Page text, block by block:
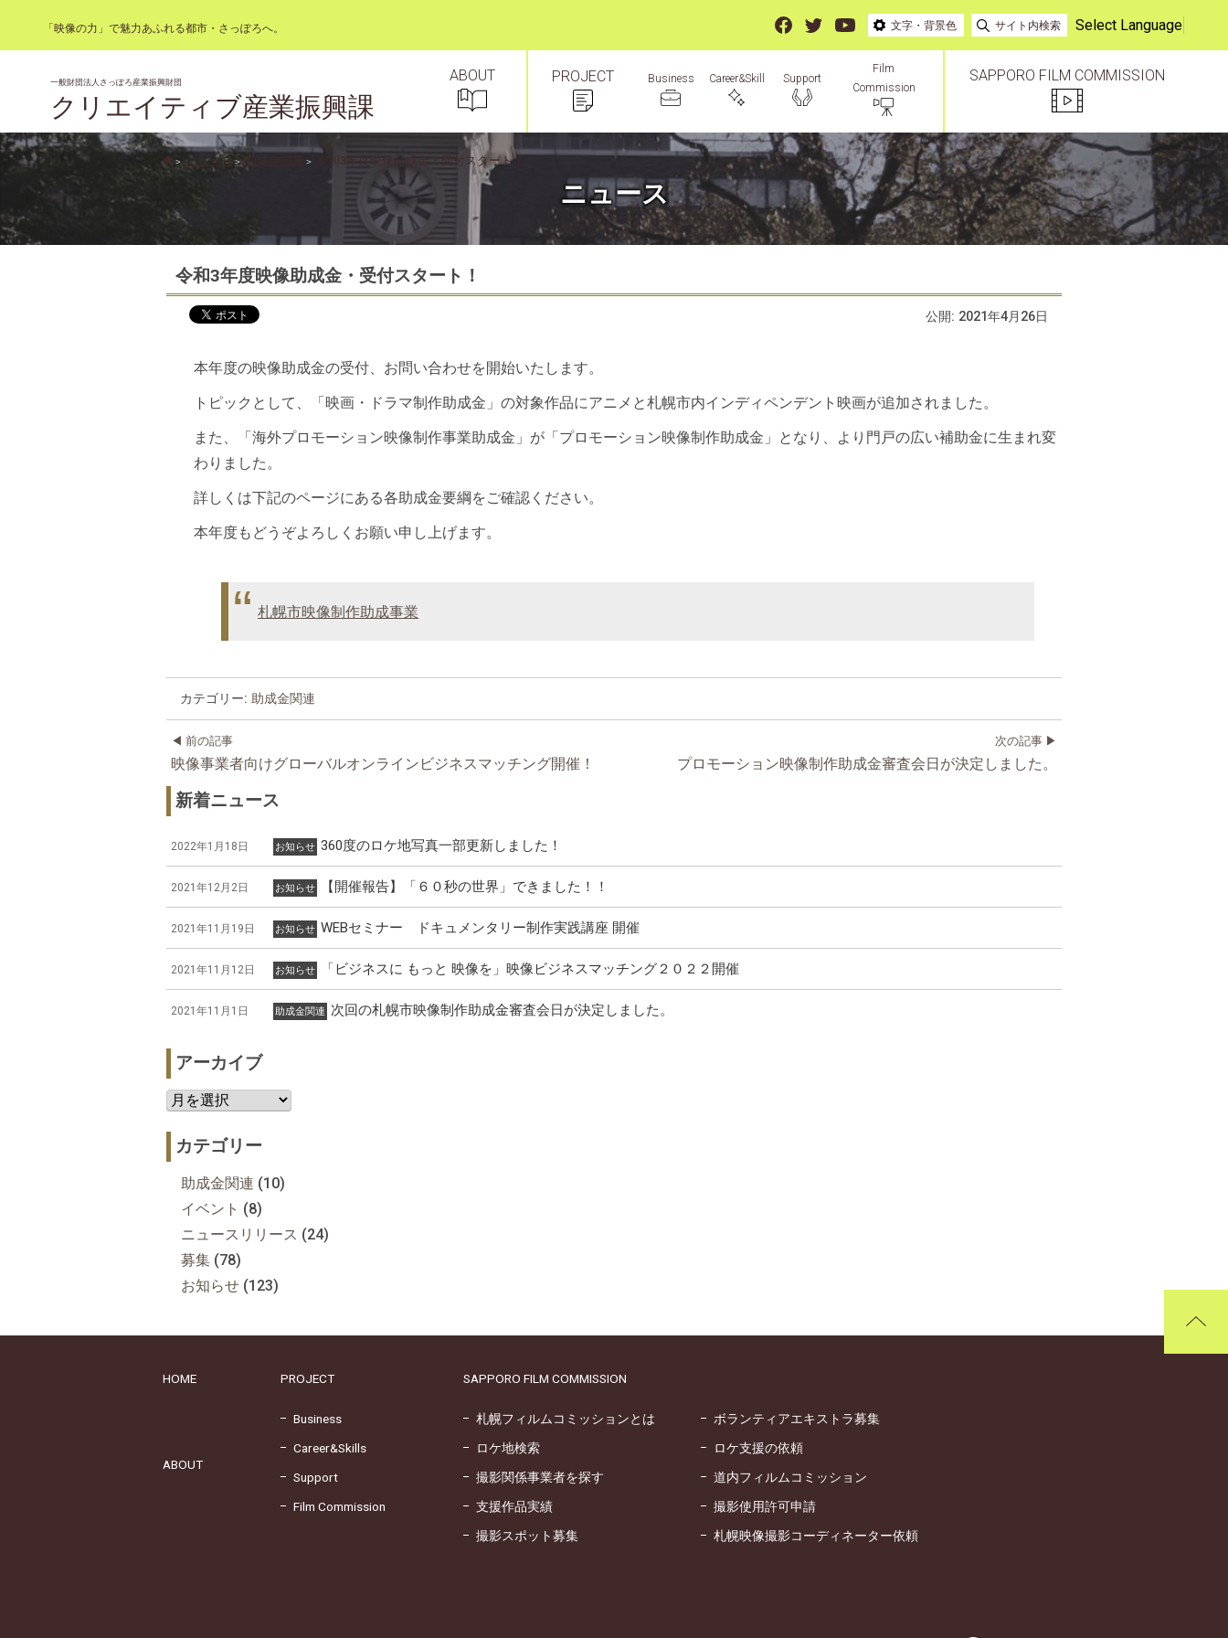
「映像の力」で魅力あふれる都市・さっぽろへ。 文字・背景色 サイト内検索 Select Language
一般財団法人さっぽろ産業振興財団
クリエイティブ産業振興課
ABOUT PROJECT Business Career&Skill Support
Film
Commission
SAPPORO FILM COMMISSION
ニュース 令和3年度映像助成金・受付スタート！
ニュース
令和3年度映像助成金・受付スタート！
公開: 2021年4月26日
本年度の映像助成金の受付、お問い合わせを開始いたします。
トピックとして、「映画・ドラマ制作助成金」の対象作品にアニメと札幌市内インディペンデント映画が追加されました。
また、「海外プロモーション映像制作事業助成金」が「プロモーション映像制作助成金」となり、より門戸の広い補助金に生まれ変
わりました。
詳しくは下記のページにある各助成金要綱をご確認ください。
本年度もどうぞよろしくお願い申し上げます。
札幌市映像制作助成事業
カテゴリー: 助成金関連
前の記事
映像事業者向けグローバルオンラインビジネスマッチング開催！
次の記事
プロモーション映像制作助成金審査会日が決定しました。
新着ニュース
2022年1月18日 お知らせ 360度のロケ地写真一部更新しました！
2021年12月2日 お知らせ 【開催報告】「６０秒の世界」できました！！
2021年11月19日 お知らせ WEBセミナー ドキュメンタリー制作実践講座 開催
2021年11月12日 お知らせ 「ビジネスに もっと 映像を」映像ビジネスマッチング２０２２開催
2021年11月1日 助成金関連 次回の札幌市映像制作助成金審査会日が決定しました。
アーカイブ
カテゴリー
助成金関連 (10)
イベント (8)
ニュースリリース (24)
募集 (78)
お知らせ (123)
HOME
ABOUT
PROJECT
Business
Career&Skills
Support
Film Commission
SAPPORO FILM COMMISSION
札幌フィルムコミッションとは
ロケ地検索
撮影関係事業者を探す
支援作品実績
撮影スポット募集
ボランティアエキストラ募集
ロケ支援の依頼
道内フィルムコミッション
撮影使用許可申請
札幌映像撮影コーディネーター依頼